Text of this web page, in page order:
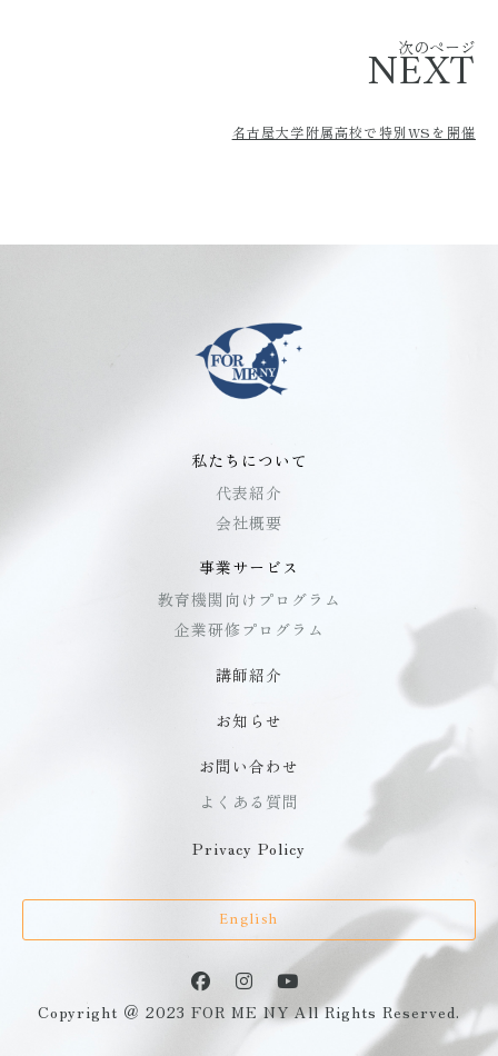
次のページ
NEXT
名古屋大学附属高校で特別WSを開催
私たちについて
代表紹介
会社概要
事業サービス
教育機関向けプログラム
企業研修プログラム
講師紹介
お知らせ
お問い合わせ
よくある質問
Privacy Policy
English
Copyright ＠ 2023 FOR ME NY All Rights Reserved.